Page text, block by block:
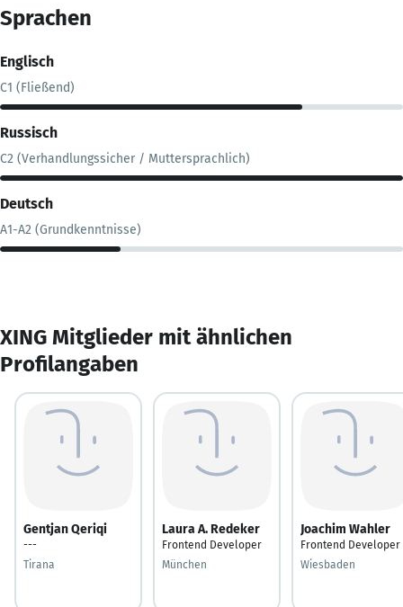
Sprachen
Englisch
C1 (Fließend)
Russisch
C2 (Verhandlungssicher / Muttersprachlich)
Deutsch
A1-A2 (Grundkenntnisse)
XING Mitglieder mit ähnlichen
Profilangaben
Gentjan Qeriqi
---
Tirana
Laura A. Redeker
Frontend Developer
München
Joachim Wahler
Frontend Developer
Wiesbaden